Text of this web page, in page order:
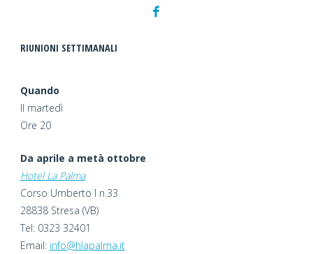
RIUNIONI SETTIMANALI
Quando
Il martedì
Ore 20
Da aprile a metà ottobre
Hotel La Palma
Corso Umberto I n.33
28838 Stresa (VB)
Tel: 0323 32401
Email: info@hlapalma.it